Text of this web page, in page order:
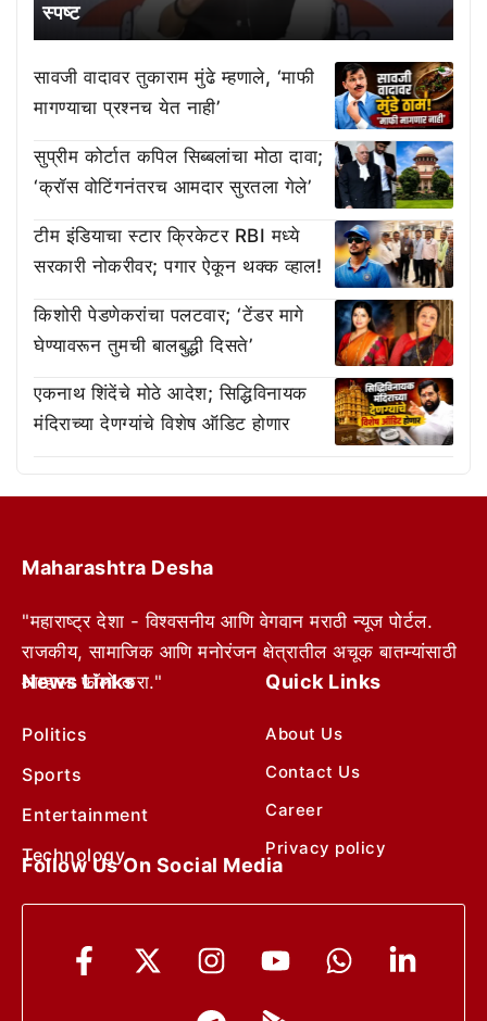
स्पष्ट
सावजी वादावर तुकाराम मुंढे म्हणाले, ‘माफी
मागण्याचा प्रश्नच येत नाही’
सुप्रीम कोर्टात कपिल सिब्बलांचा मोठा दावा;
‘क्रॉस वोटिंगनंतरच आमदार सुरतला गेले’
टीम इंडियाचा स्टार क्रिकेटर RBI मध्ये
सरकारी नोकरीवर; पगार ऐकून थक्क व्हाल!
किशोरी पेडणेकरांचा पलटवार; ‘टेंडर मागे
घेण्यावरून तुमची बालबुद्धी दिसते’
एकनाथ शिंदेंचे मोठे आदेश; सिद्धिविनायक
मंदिराच्या देणग्यांचे विशेष ऑडिट होणार
Maharashtra Desha
"महाराष्ट्र देशा - विश्वसनीय आणि वेगवान मराठी न्यूज पोर्टल.
राजकीय, सामाजिक आणि मनोरंजन क्षेत्रातील अचूक बातम्यांसाठी
आम्हाला फॉलो करा."
News Links
Politics
Sports
Entertainment
Technology
Quick Links
About Us
Contact Us
Career
Privacy policy
Follow Us On Social Media